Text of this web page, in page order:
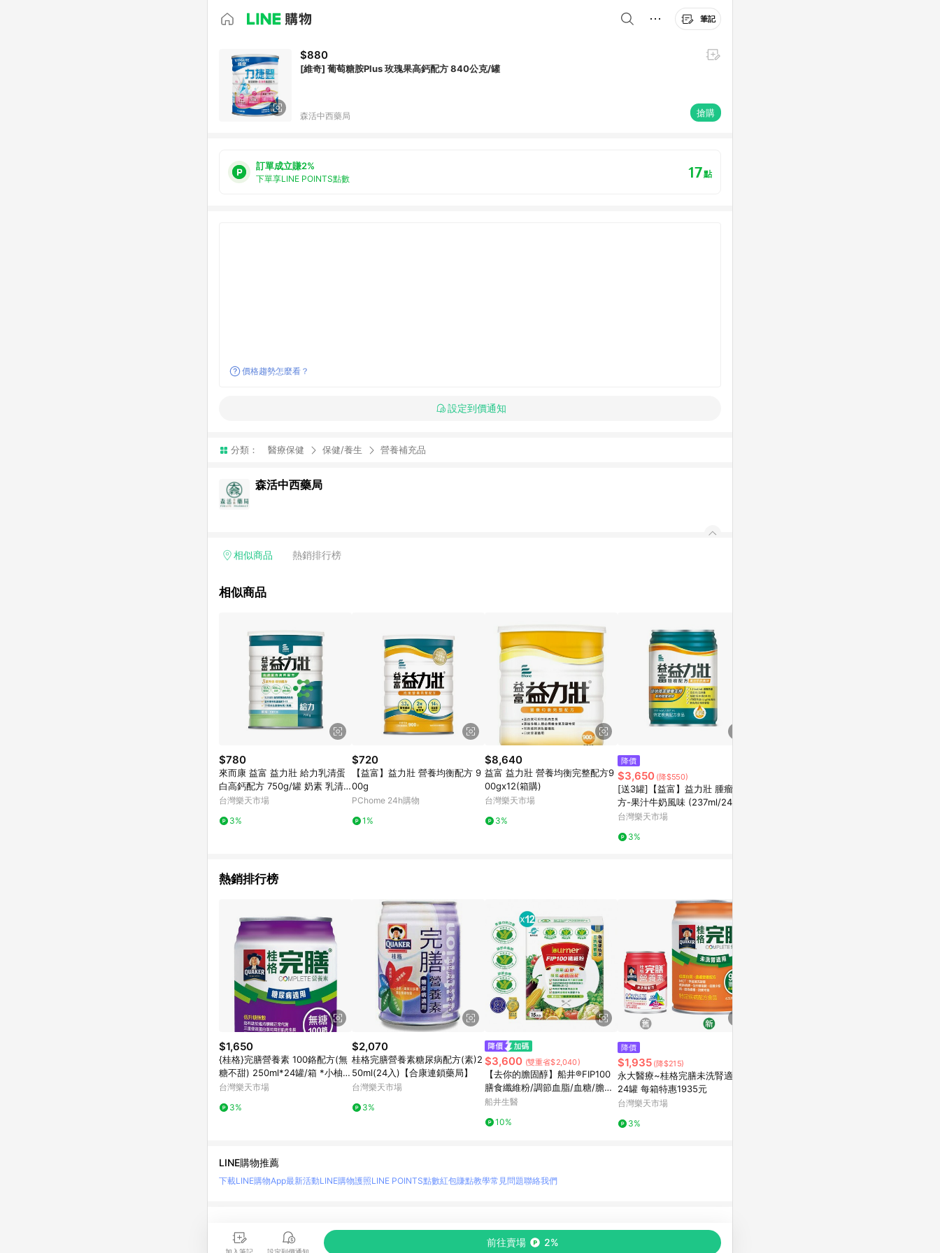
筆記
$880
[維奇] 葡萄糖胺Plus 玫瑰果高鈣配方 840公克/罐
森活中西藥局 搶購
訂單成立賺2%
下單享LINE POINTS點數 17點
價格趨勢怎麼看？
設定到價通知
分類： 醫療保健 保健/養生 營養補充品
森活中西藥局
相似商品 熱銷排行榜
相似商品
$780
來而康 益富 益力壯 給力乳清蛋
白高鈣配方 750g/罐 奶素 乳清
蛋白 沖泡 奶粉 一般食品
台灣樂天市場
3%
$720
【益富】益力壯 營養均衡配方 9
00g
PChome 24h購物
1%
$8,640
益富 益力壯 營養均衡完整配方9
00gx12(箱購)
台灣樂天市場
3%
降價
$3,650 (降$550)
[送3罐]【益富】益力壯 腫瘤配
方-果汁牛奶風味 (237ml/24罐/
箱)【杏一】
台灣樂天市場
3%
熱銷排行榜
$1,650
{桂格}完膳營養素 100鉻配方(無
糖不甜) 250ml*24罐/箱 *小柚子
*
台灣樂天市場
3%
$2,070
桂格完膳營養素糖尿病配方(素)2
50ml(24入)【合康連鎖藥局】
台灣樂天市場
3%
$3,600 (雙重省$2,040)
【去你的膽固醇】船井®FIP100
膳食纖維粉/調節血脂/血糖/膽固
醇/三酸甘油脂/胃腸功能改善超
船井生醫
10%
降價
$1,935 (降$215)
永大醫療~桂格完膳未洗腎適用*
24罐 每箱特惠1935元
台灣樂天市場
3%
前往賣場 2%
LINE購物推薦
下載LINE購物App最新活動LINE購物護照LINE POINTS點數紅包賺點教學常見問題聯絡我們
LINE 購物是匯集購物情報與商品資訊的整合性平台，並依購物情報中的趨勢與風格做合作網路商家的延伸商品推薦，商品資料更新會有
時間差，請務必點擊商品至各合作網路商家，確認現售價與購物條件，一切資訊以合作廠商網頁為準。